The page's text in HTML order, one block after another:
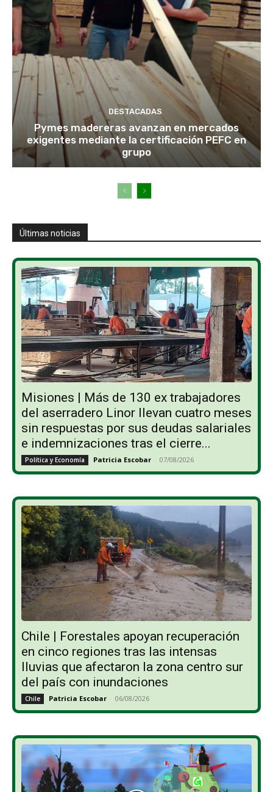
DESTACADAS
Pymes madereras avanzan en mercados
exigentes mediante la certificación PEFC en
grupo
Últimas noticias
Misiones | Más de 130 ex trabajadores
del aserradero Linor llevan cuatro meses
sin respuestas por sus deudas salariales
e indemnizaciones tras el cierre...
Política y Economía Patricia Escobar - 07/08/2026
Chile | Forestales apoyan recuperación
en cinco regiones tras las intensas
lluvias que afectaron la zona centro sur
del país con inundaciones
Chile Patricia Escobar - 06/08/2026